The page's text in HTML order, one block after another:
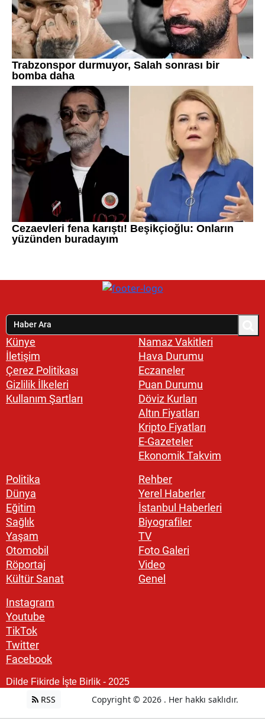
Künye
İletişim
Çerez Politikası
Gizlilik İlkeleri
Kullanım Şartları
Namaz Vakitleri
Hava Durumu
Eczaneler
Puan Durumu
Döviz Kurları
Altın Fiyatları
Kripto Fiyatları
E-Gazeteler
Ekonomik Takvim
Politika
Dünya
Eğitim
Sağlık
Yaşam
Otomobil
Röportaj
Kültür Sanat
Rehber
Yerel Haberler
İstanbul Haberleri
Biyografiler
TV
Foto Galeri
Video
Genel
Instagram
Youtube
TikTok
Twitter
Facebook
Dilde Fikirde İşte Birlik - 2025
RSS Copyright © 2026 . Her hakkı saklıdır.